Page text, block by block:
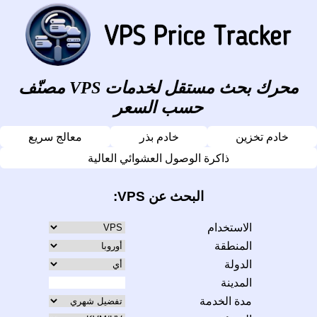
محرك بحث مستقل لخدمات VPS مصنّف
حسب السعر
خادم تخزين خادم بذر
معالج سريع
ذاكرة الوصول العشوائي العالية
البحث عن VPS:
الاستخدام
المنطقة
الدولة
المدينة
مدة الخدمة